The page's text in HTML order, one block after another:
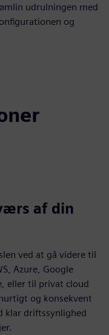
udrulningen med
og
af din
ved at gå videre til
Azure, Google
eller til privat cloud
og konsekvent
klar driftssynlighed